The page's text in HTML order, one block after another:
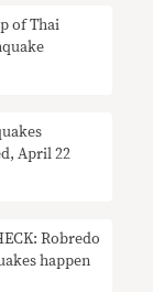
of Thai
April 22
Robredo
happen